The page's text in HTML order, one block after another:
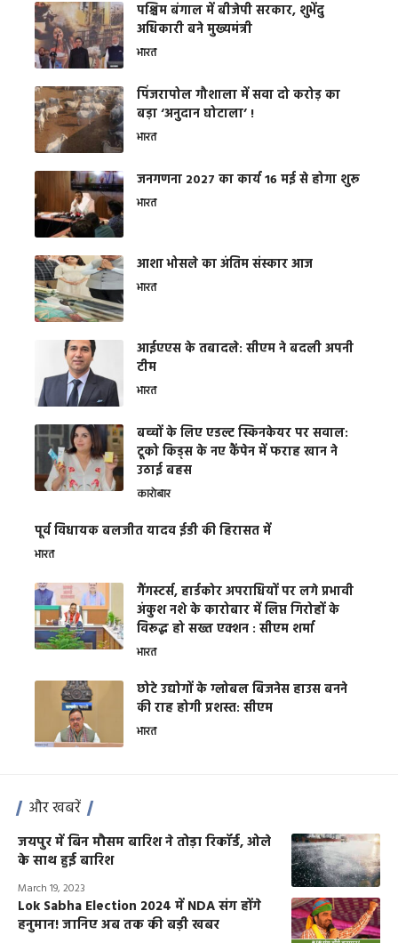
पश्चिम बंगाल में बीजेपी सरकार, शुभेंदु
अधिकारी बने मुख्यमंत्री
भारत
​पिंजरापोल गौशाला में सवा दो करोड़ का
बड़ा ‘अनुदान घोटाला’ !
भारत
जनगणना 2027 का कार्य 16 मई से होगा शुरू
भारत
आशा भोसले का अंतिम संस्कार आज
भारत
आईएएस के तबादले: सीएम ने बदली अपनी
टीम
भारत
बच्चों के लिए एडल्ट स्किनकेयर पर सवाल:
टूको किड्स के नए कैंपेन में फराह खान ने
उठाई बहस
कारोबार
पूर्व विधायक बलजीत यादव ईडी की हिरासत में
भारत
गैंगस्टर्स, हार्डकोर अपराधियों पर लगे प्रभावी
अंकुश नशे के कारोबार में लिप्त गिरोहों के
विरूद्ध हो सख्त एक्शन : सीएम शर्मा
भारत
छोटे उद्योगों के ग्लोबल बिजनेस हाउस बनने
की राह होगी प्रशस्त: सीएम
भारत
और खबरें
जयपुर में बिन मौसम बारिश ने तोड़ा रिकॉर्ड, ओले
के साथ हुई बारिश
March 19, 2023
Lok Sabha Election 2024 में NDA संग होंगे
हनुमान! जानिए अब तक की बड़ी खबर